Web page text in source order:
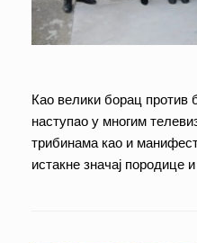
Као велики борац против
наступaо у многим
трибинама као и
истакне значај породице